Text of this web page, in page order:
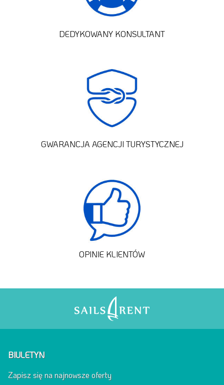
DEDYKOWANY KONSULTANT
GWARANCJA AGENCJI TURYSTYCZNEJ
OPINIE KLIENTÓW
BIULETYN
Zapisz się na najnowsze oferty